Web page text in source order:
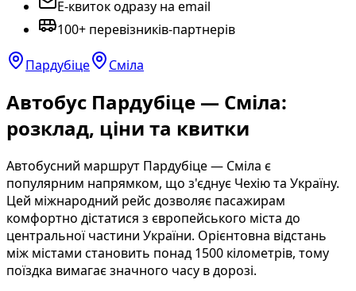
E-квиток одразу на email
100+ перевізників-партнерів
Пардубіце Сміла
Автобус Пардубіце — Сміла:
розклад, ціни та квитки
Автобусний маршрут Пардубіце — Сміла є
популярним напрямком, що з'єднує Чехію та Україну.
Цей міжнародний рейс дозволяє пасажирам
комфортно дістатися з європейського міста до
центральної частини України. Орієнтовна відстань
між містами становить понад 1500 кілометрів, тому
поїздка вимагає значного часу в дорозі.